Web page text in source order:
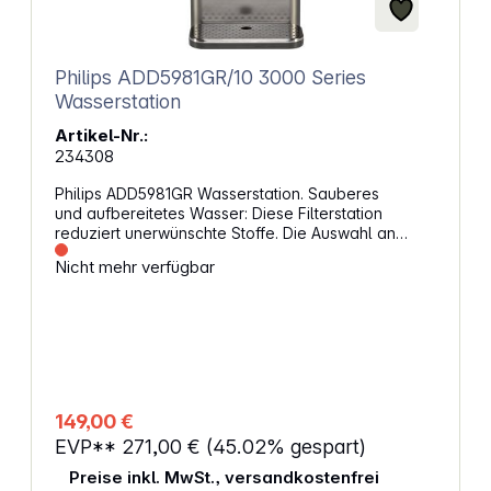
Philips ADD5981GR/10 3000 Series
Wasserstation
Artikel-Nr.:
234308
Philips ADD5981GR Wasserstation. Sauberes
und aufbereitetes Wasser: Diese Filterstation
reduziert unerwünschte Stoffe. Die Auswahl an
Temperaturstufen macht heiße und kalte Getränke
möglich. Noch praktischer: Die Wasserstation
Stufen von 8 bis 100°C ermöglichen verschiedene
Getränke, während das Display eine übersichtliche
Steuerung ermöglicht. Durch die einstellbaren
Ausgabemengen erhältst du passende
Nicht mehr verfügbar
149,00 €
EVP** 271,00 € (45.02% gespart)
Preise inkl. MwSt., versandkostenfrei